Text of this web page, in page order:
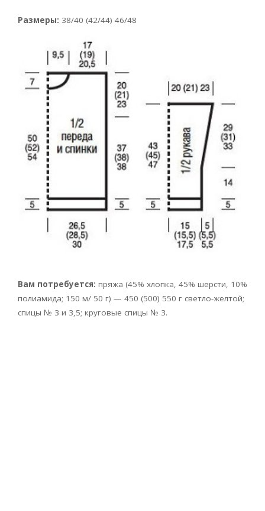
Размеры: 38/40 (42/44) 46/48
Вам потребуется: пряжа (45% хлопка, 45% шерсти, 10%
полиамида; 150 м/ 50 г) — 450 (500) 550 г светло-желтой;
спицы № 3 и 3,5; круговые спицы № 3.